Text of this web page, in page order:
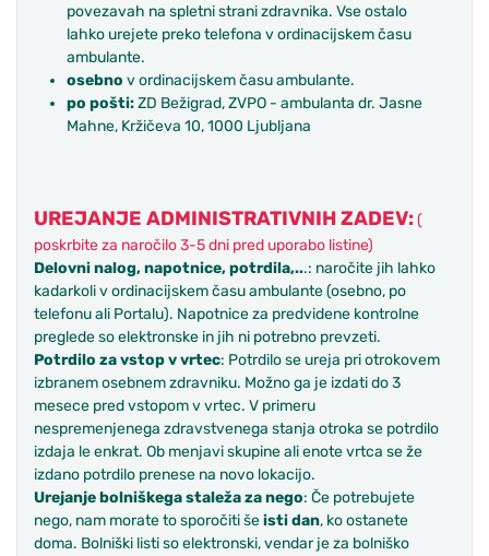
povezavah na spletni strani zdravnika. Vse ostalo
lahko urejete preko telefona v ordinacijskem času
ambulante.
osebno v ordinacijskem času ambulante.
po pošti:ZD Bežigrad, ZVPO - ambulanta dr. Jasne
Mahne, Kržičeva 10, 1000 Ljubljana
UREJANJE ADMINISTRATIVNIH ZADEV:(
poskrbite za naročilo 3-5 dni pred uporabo listine)
Delovni nalog, napotnice, potrdila,...: naročite jih lahko
kadarkoli v ordinacijskem času ambulante (osebno, po
telefonu ali Portalu). Napotnice za predvidene kontrolne
preglede so elektronske in jih ni potrebno prevzeti.
Potrdilo za vstop v vrtec: Potrdilo se ureja pri otrokovem
izbranem osebnem zdravniku. Možno ga je izdati do 3
mesece pred vstopom v vrtec. V primeru
nespremenjenega zdravstvenega stanja otroka se potrdilo
izdaja le enkrat. Ob menjavi skupine ali enote vrtca se že
izdano potrdilo prenese na novo lokacijo.
Urejanje bolniškega staleža za nego: Če potrebujete
nego, nam morate to sporočiti šeisti dan, ko ostanete
doma. Bolniški listi so elektronski, vendar je za bolniško